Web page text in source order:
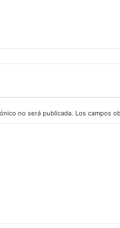
no será publicada. Los campos